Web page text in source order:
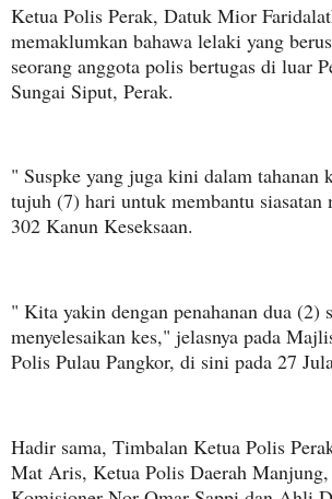
Ketua Polis Perak, Datuk Mior
memaklumkan bahawa lelaki yang
seorang anggota polis bertugas di luar
Sungai Siput, Perak.
" Suspke yang juga kini dalam tahanan
tujuh (7) hari untuk membantu siasatan
302 Kanun Keseksaan.
" Kita yakin dengan penahanan dua (2)
menyelesaikan kes," jelasnya pada
Polis Pulau Pangkor, di sini pada 27
Hadir sama, Timbalan Ketua Polis
Mat Aris, Ketua Polis Daerah